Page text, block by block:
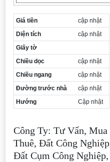
Giá tiền
cập nhật
Diện tích
cập nhật
Giấy tờ
Chiều dọc
cập nhật
Chiều ngang
cập nhật
Đường trước nhà
cập nhật
Hướng
Cập nhật
Công Ty: Tư Vấn,
Thuê, Đất Công
Đất Cụm Công